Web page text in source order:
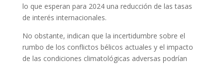
lo que esperan para 2024 una reducción de las tasas
de interés internacionales.
No obstante, indican que la incertidumbre sobre el
rumbo de los conflictos bélicos actuales y el impacto
de las condiciones climatológicas adversas podrían